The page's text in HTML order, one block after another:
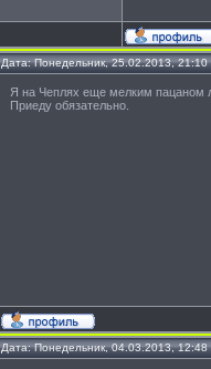
Дата: Понедельник, 25.02.2013,
Я на Чеплях еще мелким пацаном
Приеду обязательно.
Дата: Понедельник, 04.03.2013,